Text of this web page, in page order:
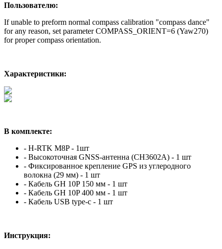
Пользователю:
If unable to preform normal compass calibration "compass dance"
for any reason, set parameter COMPASS_ORIENT=6 (Yaw270)
for proper compass orientation.
Характеристики:
В комплекте:
- H-RTK M8P - 1шт
- Высокоточная GNSS-антенна (CH3602A) - 1 шт
- Фиксированное крепление GPS из углеродного
волокна (29 мм) - 1 шт
- Кабель GH 10P 150 мм - 1 шт
- Кабель GH 10P 400 мм - 1 шт
- Кабель USB type-c - 1 шт
Инструкция: